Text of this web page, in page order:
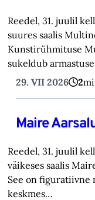
Reedel, 31. juulil
suures saalis
Kunstirühmituse
sukeldub
29. VII 2026
2
Maire
Reedel, 31. juulil
väikeses saalis
See on figuratiivne
keskmes…